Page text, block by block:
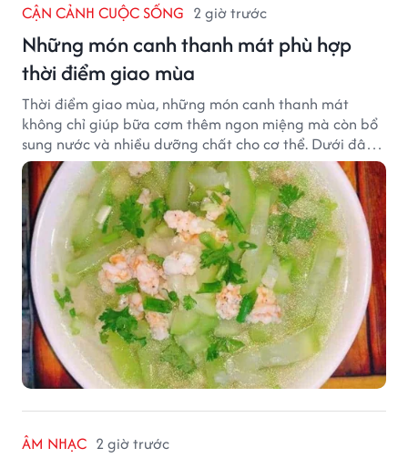
CẬN CẢNH CUỘC SỐNG 2 giờ trước
Những món canh thanh mát phù hợp
thời điểm giao mùa
Thời điểm giao mùa, những món canh thanh mát
không chỉ giúp bữa cơm thêm ngon miệng mà còn bổ
sung nước và nhiều dưỡng chất cho cơ thể. Dưới đây
là một số món canh đơn giản, dễ nấu, phù hợp cho cả
gia đình.
ÂM NHẠC 2 giờ trước